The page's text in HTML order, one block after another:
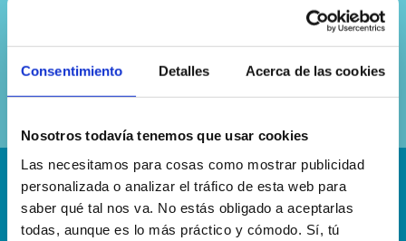
Consentimiento Detalles Acerca de las cookies
Nosotros todavía tenemos que usar cookies
Las necesitamos para cosas como mostrar publicidad
personalizada o analizar el tráfico de esta web para
saber qué tal nos va. No estás obligado a aceptarlas
todas, aunque es lo más práctico y cómodo. Sí, tú
política de
privacidad
¡Escríbenos!
hola@agenciapisto.com